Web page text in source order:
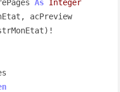
As Integer